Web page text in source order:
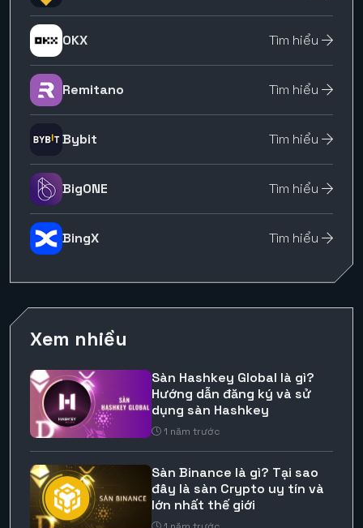
OKX Tìm hiểu
Remitano Tìm hiểu
Bybit Tìm hiểu
BigONE Tìm hiểu
BingX Tìm hiểu
Xem nhiều
Sàn Hashkey Global là gì?
Hướng dẫn đăng ký và sử
dụng sàn Hashkey
1 năm trước
Sàn Binance là gì? Tại sao
đây là sàn Crypto uy tín và
lớn nhất thế giới